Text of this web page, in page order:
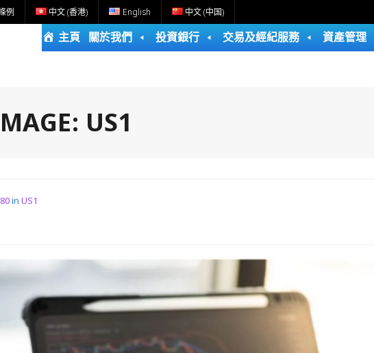
例 中文 (香港) English 中文 (中国)
主頁 關於我們 投資銀行 交易及經紀服務 資產管理
US1
in US1